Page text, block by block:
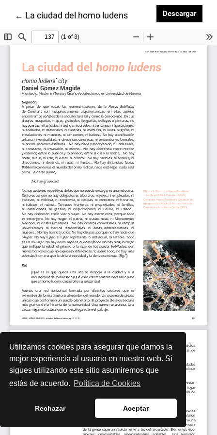
Utilizamos cookies para asegurar que damos la
mejor experiencia al usuario en nuestra web. Si
sigues utilizando este sitio asumiremos que
estás de acuerdo. Política de Cookies
Rechazar Aceptar
← Volver a los detalles del artículo
La ciudad del homo ludens Descargar